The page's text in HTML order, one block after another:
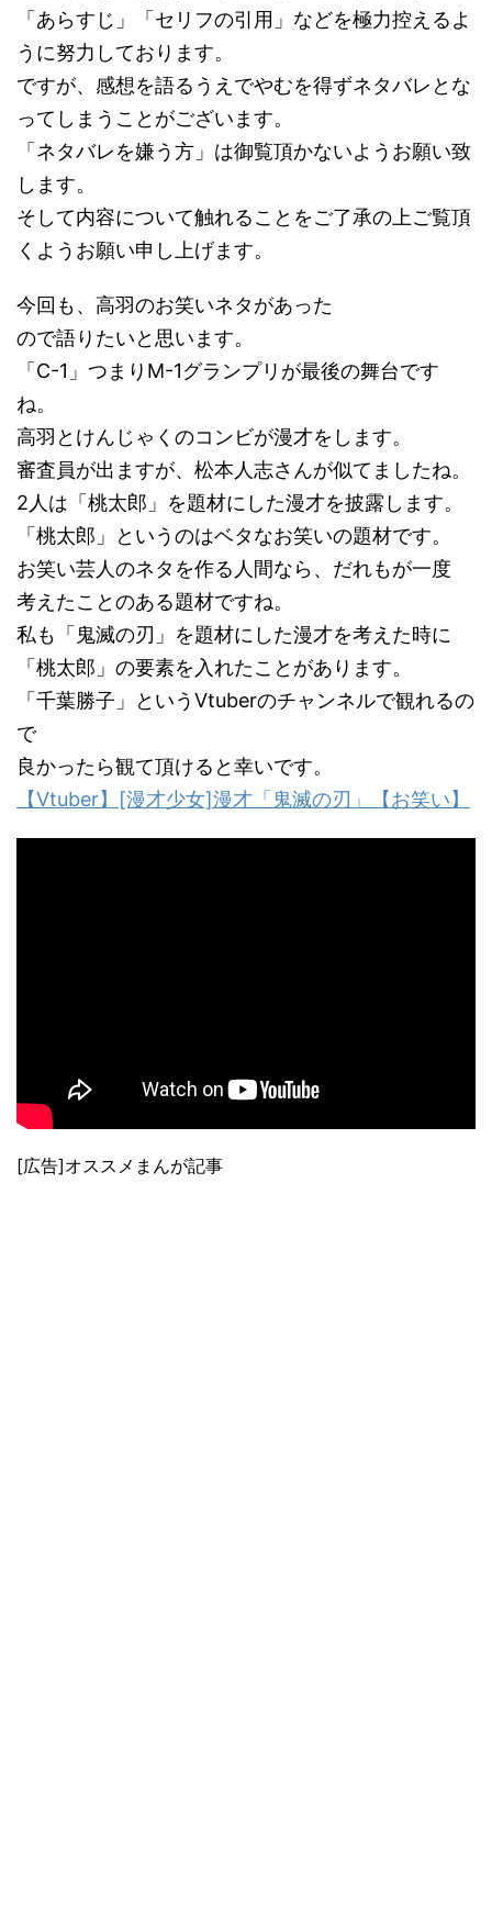
「あらすじ」「セリフの引用」などを極力控えるよ
うに努力しております。
ですが、感想を語るうえでやむを得ずネタバレとな
ってしまうことがございます。
「ネタバレを嫌う方」は御覧頂かないようお願い致
します。
そして内容について触れることをご了承の上ご覧頂
くようお願い申し上げます。
今回も、高羽のお笑いネタがあった
ので語りたいと思います。
「C-1」つまりM-1グランプリが最後の舞台です
ね。
高羽とけんじゃくのコンビが漫才をします。
審査員が出ますが、松本人志さんが似てましたね。
2人は「桃太郎」を題材にした漫才を披露します。
「桃太郎」というのはベタなお笑いの題材です。
お笑い芸人のネタを作る人間なら、だれもが一度
考えたことのある題材ですね。
私も「鬼滅の刃」を題材にした漫才を考えた時に
「桃太郎」の要素を入れたことがあります。
「千葉勝子」というVtuberのチャンネルで観れるの
で
良かったら観て頂けると幸いです。
【Vtuber】[漫才少女]漫才「鬼滅の刃」【お笑い】
[広告]オススメまんが記事